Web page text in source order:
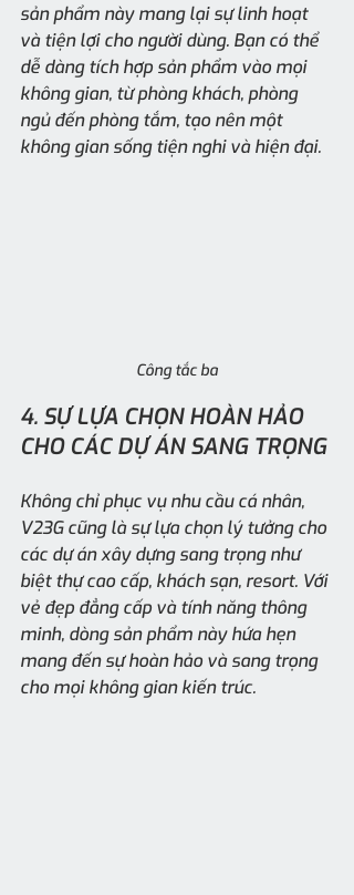
sản phẩm này mang lại sự linh hoạt
và tiện lợi cho người dùng. Bạn có thể
dễ dàng tích hợp sản phẩm vào mọi
không gian, từ phòng khách, phòng
ngủ đến phòng tắm, tạo nên một
không gian sống tiện nghi và hiện đại.
Công tắc ba
4. SỰ LỰA CHỌN HOÀN HẢO
CHO CÁC DỰ ÁN SANG TRỌNG
Không chỉ phục vụ nhu cầu cá nhân,
V23G cũng là sự lựa chọn lý tưởng cho
các dự án xây dựng sang trọng như
biệt thự cao cấp, khách sạn, resort. Với
vẻ đẹp đẳng cấp và tính năng thông
minh, dòng sản phẩm này hứa hẹn
mang đến sự hoàn hảo và sang trọng
cho mọi không gian kiến trúc.